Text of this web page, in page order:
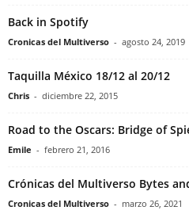
Back in Spotify
Cronicas del Multiverso - agosto 24, 2019
Taquilla México 18/12 al 20/12
Chris - diciembre 22, 2015
Road to the Oscars: Bridge of
Emile - febrero 21, 2016
Crónicas del Multiverso Bytes
Cronicas del Multiverso - marzo 26, 2021